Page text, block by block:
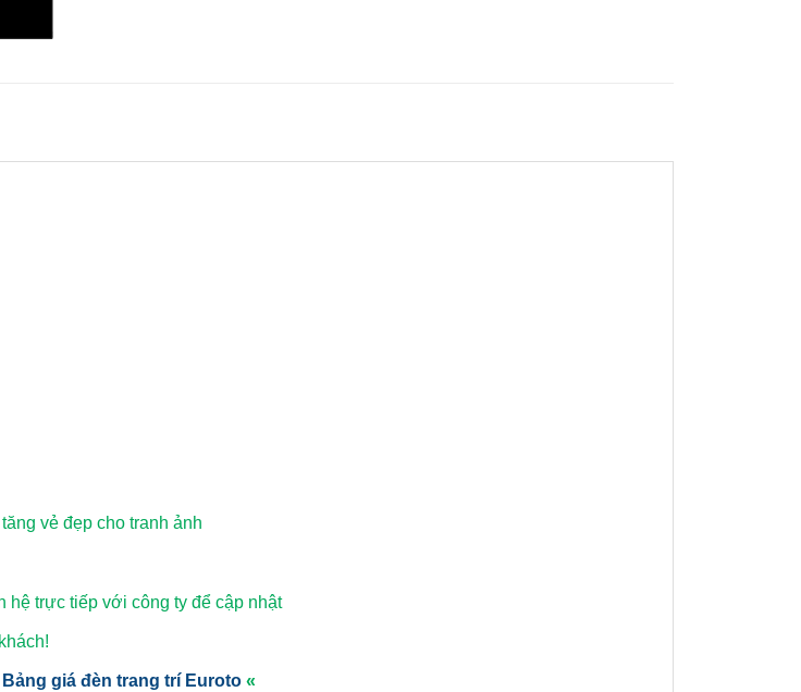
vẻ đẹp cho tranh ảnh
hệ trực tiếp với công ty để cập nhật
giá đèn trang trí Euroto «